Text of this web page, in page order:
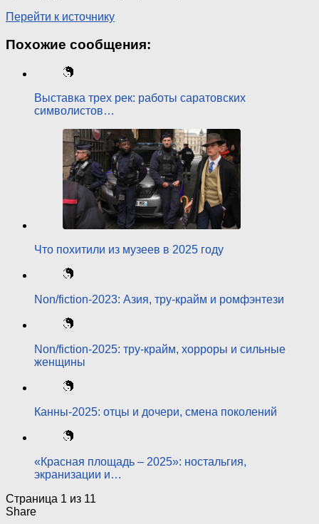
Перейти к источнику
Похожие сообщения:
Выставка трех рек: работы саратовских
символистов…
Что похитили из музеев в 2025 году
Non/fiction-2023: Азия, тру-крайм и ромфэнтези
Non/fiction-2025: тру-крайм, хорроры и сильные
женщины
Канны-2025: отцы и дочери, смена поколений
«Красная площадь – 2025»: ностальгия,
экранизации и…
Страница 1 из 11
Share